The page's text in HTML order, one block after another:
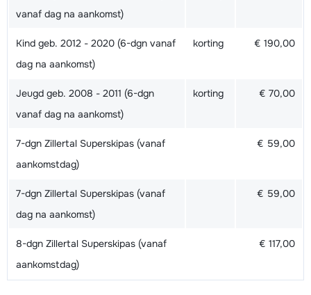
vanaf dag na aankomst)
Kind geb. 2012 - 2020 (6-dgn vanaf
dag na aankomst)
korting € 190,00
Jeugd geb. 2008 - 2011 (6-dgn
vanaf dag na aankomst)
korting € 70,00
7-dgn Zillertal Superskipas (vanaf
aankomstdag)
€ 59,00
7-dgn Zillertal Superskipas (vanaf
dag na aankomst)
€ 59,00
8-dgn Zillertal Superskipas (vanaf
aankomstdag)
€ 117,00